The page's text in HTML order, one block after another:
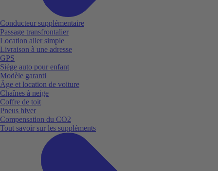
Conducteur supplémentaire
Passage transfrontalier
Location aller simple
Livraison à une adresse
GPS
Siège auto pour enfant
Modèle garanti
Âge et location de voiture
Chaînes à neige
Coffre de toit
Pneus hiver
Compensation du CO2
Tout savoir sur les suppléments